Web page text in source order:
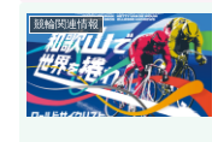
競輪関連情報